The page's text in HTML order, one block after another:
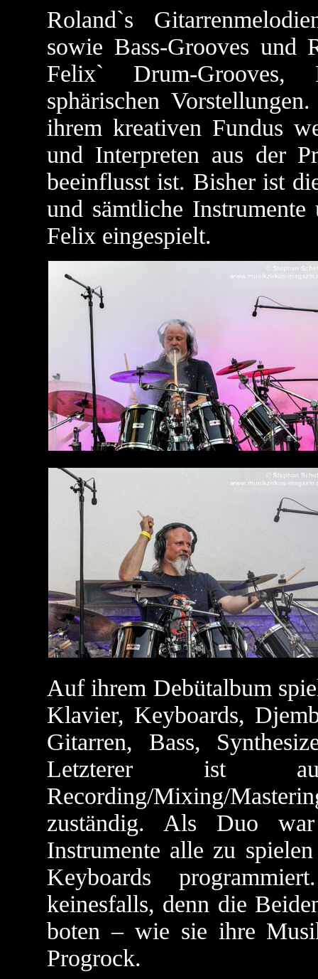
Roland`s
sowie Bass-Grooves und
Felix` Drum-Grooves,
sphärischen
ihrem kreativen Fundus
und Interpreten aus der
beeinflusst ist. Bisher ist
und sämtliche
Felix eingespielt.
Auf ihrem Debütalbum
Klavier, Keyboards,
Gitarren, Bass,
Letzterer ist
Recording/Mixing/
zuständig. Als Duo
Instrumente alle zu
Keyboards
keinesfalls, denn die
boten – wie sie ihre
Progrock.